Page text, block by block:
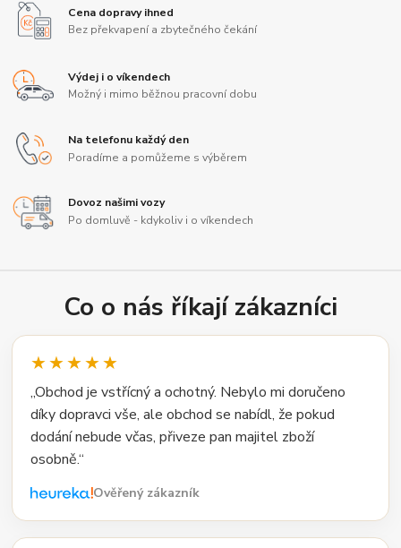
Cena dopravy ihned
Bez překvapení a zbytečného čekání
Výdej i o víkendech
Možný i mimo běžnou pracovní dobu
Na telefonu každý den
Poradíme a pomůžeme s výběrem
Dovoz našimi vozy
Po domluvě - kdykoliv i o víkendech
Co o nás říkají zákazníci
★★★★★
„Obchod je vstřícný a ochotný. Nebylo mi doručeno
díky dopravci vše, ale obchod se nabídl, že pokud
dodání nebude včas, přiveze pan majitel zboží
osobně.“
Ověřený zákazník